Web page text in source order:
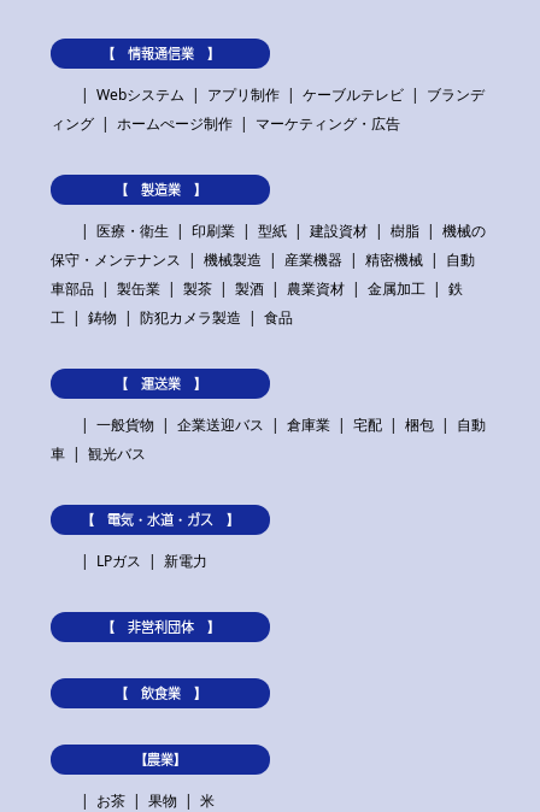
【 情報通信業 】
Webシステム
アプリ制作 ケーブルテレビ
ブランデ
ィング
ホームぺージ制作 マーケティング・広告
【 製造業 】
医療・衛生
印刷業 型紙 建設資材 樹脂
機械の
保守・メンテナンス
機械製造 産業機器 精密機械
自動
車部品
製缶業 製茶 製酒 農業資材 金属加工
鉄
工
鋳物 防犯カメラ製造 食品
【 運送業 】
一般貨物
企業送迎バス 倉庫業 宅配 梱包
自動
車
観光バス
【 電気・水道・ガス 】
LPガス
新電力
【 非営利団体 】
【 飲食業 】
【農業】
お茶
果物 米